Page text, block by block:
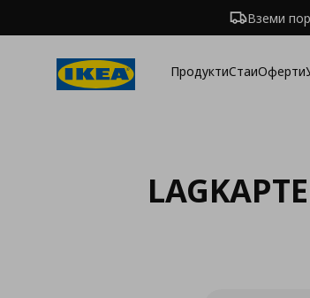
Вземи
ПродуктиСтаиОферти